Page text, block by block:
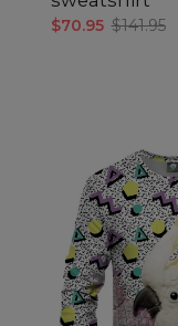
$70.95 $141.95